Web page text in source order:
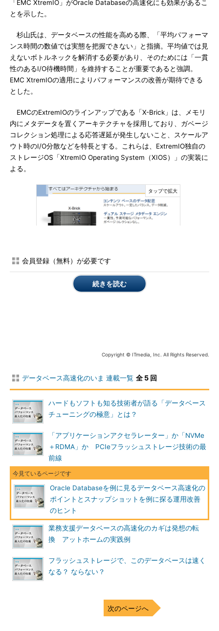
「EMC XtremIO」がOracle Databaseの高速化にも効果があるこ
とを示した。
杉山氏は、データベースの性能を高める際、「平均パフォーマ
ンス時間の数値では実態を把握できない」と指摘。平均値では見
えないボトルネックを解消する必要があり、そのためには「一貫
性のあるI/O待機時間」を維持することが重要であると強調。
EMC XtremIOの適用によりパフォーマンスの改善が期待できる
とした。
EMCのExtremIOのラインアップである「X-Brick」は、メモリ
内にメタデータを置くアーキテクチャを採用しており、ガベージ
コレクション処理による応答遅延が発生しないこと、スケールア
ウト時のI/O分散などを特長とする。これらは、ExtremIO独自の
ストレージOS「XtremIO Operating System（XIOS）」の実装に
よる。
「X-Brick」
使ったSLOBワークロードにおけるパフォーマンス検証結果
から、ExtremIOにおける「一貫性のあるI/O待機時間」を示
した
「オールフラッシュによりOracle Database環境の大幅なパフ
た、独自のスナップショット機能によりデータベースのスナップ
ショットを瞬時に作成できるため、本番環境だけではなく、その
コピーを使った開発／テスト環境やDWH環境を統合して、容量
効率を最大限に高めることができる」（杉山氏）
XtremIOによるデータベースのスナップショット取得のイメ
データベースの標準機能を使った診断とその成
会員登録（無料）が必要です
続きを読む
Copyright © ITmedia, Inc. All Rights Reserved.
データベース高速化のいま 連載一覧 全 5 回
ハードもソフトも知る技術者が語る「データベース
チューニングの極意」とは？
「アプリケーションアクセラレーター」か「NVMe
＋RDMA」か PCIeフラッシュストレージ技術の最
前線
Oracle Databaseを例に見るデータベース高速化の
ポイントとスナップショットを例に探る運用改善
のヒント
業務支援データベースの高速化のカギは発想の転
換 アットホームの実践例
フラッシュストレージで、このデータベースは速く
なる？ ならない？
次のページへ